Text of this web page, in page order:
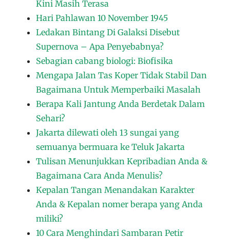
Kini Masih Terasa
Hari Pahlawan 10 November 1945
Ledakan Bintang Di Galaksi Disebut
Supernova – Apa Penyebabnya?
Sebagian cabang biologi: Biofisika
Mengapa Jalan Tas Koper Tidak Stabil Dan
Bagaimana Untuk Memperbaiki Masalah
Berapa Kali Jantung Anda Berdetak Dalam
Sehari?
Jakarta dilewati oleh 13 sungai yang
semuanya bermuara ke Teluk Jakarta
Tulisan Menunjukkan Kepribadian Anda &
Bagaimana Cara Anda Menulis?
Kepalan Tangan Menandakan Karakter
Anda & Kepalan nomer berapa yang Anda
miliki?
10 Cara Menghindari Sambaran Petir